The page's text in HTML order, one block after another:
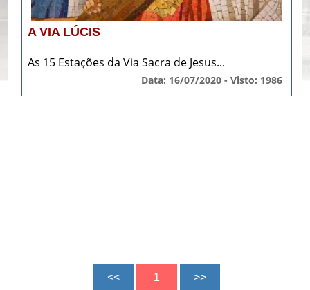
A VIA LÚCIS
As 15 Estações da Via Sacra de Jesus...
Data: 16/07/2020 - Visto: 1986